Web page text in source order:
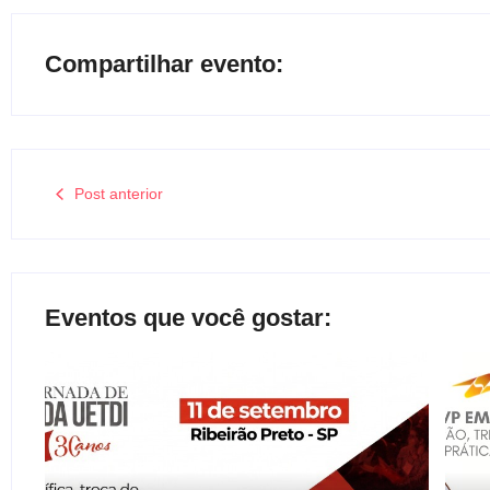
Compartilhar evento:
Post anterior
Eventos que você gostar: